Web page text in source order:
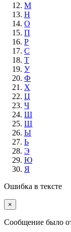
М
Н
О
П
Р
С
Т
У
Ф
Х
Ц
Ч
Ш
Щ
Ы
Ь
Э
Ю
Я
Ошибка в тексте
×
Cообщение было